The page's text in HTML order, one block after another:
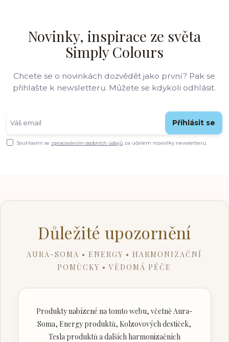
Novinky, inspirace ze světa
Simply Colours
Chcete se o novinkách dozvědět jako první? Pak se
přihlašte k newsletteru. Můžete se kdykoli odhlásit.
Přihlásit se
Souhlasím se zpracováním osobních údajů za účelem rozesílky newsletteru.
Důležité upozornění
AURA-SOMA • ENERGY • HARMONIZAČNÍ
POMŮCKY • VĚDOMÁ PÉČE
Produkty nabízené na tomto webu, včetně Aura-
Soma, Energy produktů, Kolzovových destiček,
Tesla produktů a dalších harmonizačních